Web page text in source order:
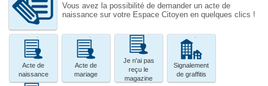
Vous avez la possibilité de demander un acte de
naissance sur votre Espace Citoyen en quelques clics !
Acte
de
naissance
Acte de
naissance
Acte
de
mariage
Acte de
mariage
Je
n'ai
pas
reçu
le
magazine
Je n'ai pas
reçu le
magazine
Signalement
de
graffitis
Signalement
de graffitis